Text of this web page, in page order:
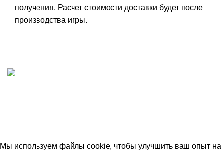
получения. Расчет стоимости доставки будет после
производства игры.
Мы используем файлы cookie, чтобы улучшить ваш опыт на